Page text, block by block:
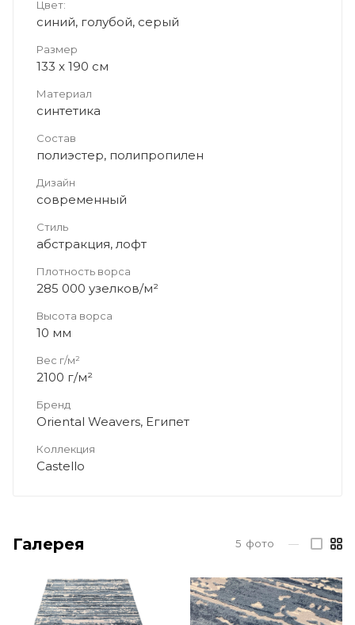
Цвет:
синий, голубой, серый
Размер
133 x 190 см
Материал
синтетика
Состав
полиэстер, полипропилен
Дизайн
современный
Стиль
абстракция, лофт
Плотность ворса
285 000 узелков/м²
Высота ворса
10 мм
Вес г/м²
2100 г/м²
Бренд
Oriental Weavers, Египет
Коллекция
Castello
Галерея 5 фото —